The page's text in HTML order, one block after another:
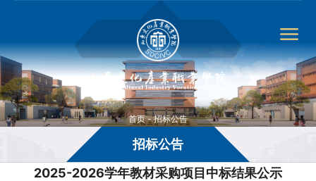
首页-招标公告
招标公告
2025-2026学年教材采购项目中标结果公示